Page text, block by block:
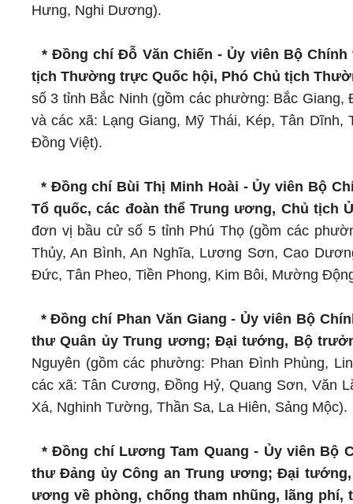
Hưng, Nghi Dương).
* Đồng chí Đỗ Văn Chiến - Ủy viên Bộ
tịch Thường trực Quốc hội, Phó Chủ tịch
số 3 tỉnh Bắc Ninh (gồm các phường: Bắc Giang,
và các xã: Lạng Giang, Mỹ Thái, Kép, Tân
Đồng Việt).
* Đồng chí Bùi Thị Minh Hoài - Ủy viên Bộ
Tổ quốc, các đoàn thể Trung ương, Chủ tịch
đơn vị bầu cử số 5 tỉnh Phú Thọ (gồm các
Thủy, An Bình, An Nghĩa, Lương Sơn, Cao
Đức, Tân Pheo, Tiền Phong, Kim Bôi, Mường
* Đồng chí Phan Văn Giang - Ủy viên Bộ
thư Quân ủy Trung ương; Đại tướng, Bộ
Nguyên (gồm các phường: Phan Đình Phùng,
các xã: Tân Cương, Đồng Hỷ, Quang Sơn, Văn
Xá, Nghinh Tường, Thần Sa, La Hiên, Sảng Mộc).
* Đồng chí Lương Tam Quang - Ủy viên Bộ
thư Đảng ủy Công an Trung ương; Đại
ương về phòng, chống tham nhũng, lãng